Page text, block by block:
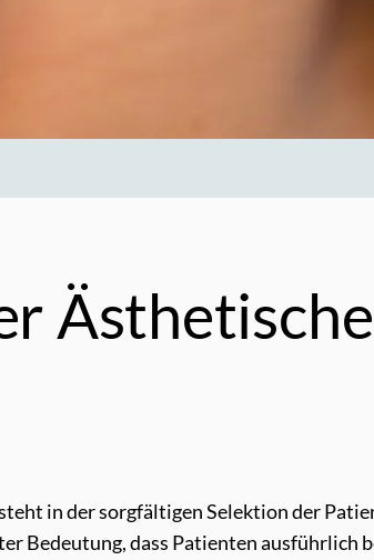
in der sorgfältigen Selektion der
Bedeutung, dass Patienten ausführlich